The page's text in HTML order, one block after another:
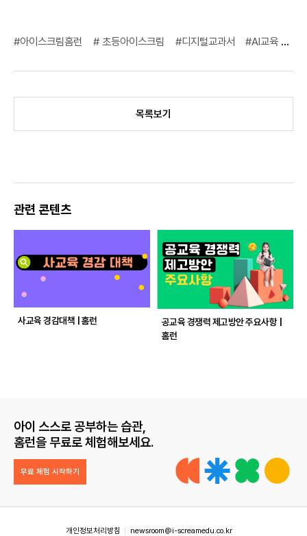
#아이스크림홈런 # 초등아이스크림 #디지털교과서 #AI교육
목록보기
관련 콘텐츠
사교육 경감대책 | 홈런
공교육 경쟁력 제고방안 주요사항 |
홈런
아이 스스로 공부하는 습관,
홈런을 무료로 체험해보세요.
무료 체험 시작하기
개인정보처리방침 newsroom@i-screamedu.co.kr